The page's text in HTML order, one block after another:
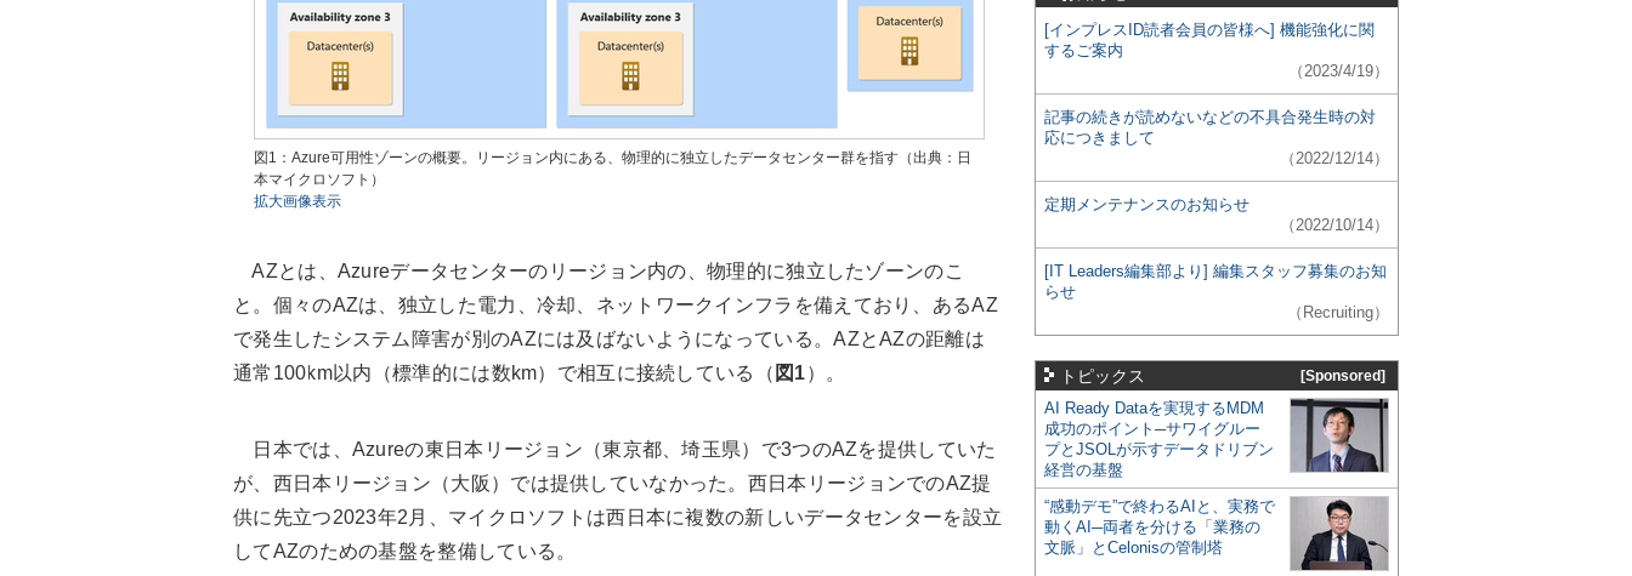
図1：Azure可用性ゾーンの概要。リージョン内にある、物理的に独立したデータセンター群を指す（出典：日
本マイクロソフト）
拡大画像表示
AZとは、Azureデータセンターのリージョン内の、物理的に独立したゾーンのこ
と。個々のAZは、独立した電力、冷却、ネットワークインフラを備えており、あるAZ
で発生したシステム障害が別のAZには及ばないようになっている。AZとAZの距離は
通常100km以内（標準的には数km）で相互に接続している（ 図1）。
日本では、Azureの東日本リージョン（東京都、埼玉県）で3つのAZを提供していた
が、西日本リージョン（大阪）では提供していなかった。西日本リージョンでのAZ提
供に先立つ2023年2月、マイクロソフトは西日本に複数の新しいデータセンターを設立
してAZのための基盤を整備している。
[インプレスID読者会員の皆様へ] 機能強化に関
するご案内
（2023/4/19）
記事の続きが読めないなどの不具合発生時の対
応につきまして
（2022/12/14）
定期メンテナンスのお知らせ
（2022/10/14）
[IT Leaders編集部より] 編集スタッフ募集のお知
らせ
（Recruiting）
トピックス [Sponsored]
AI Ready Dataを実現するMDM
成功のポイント─サワイグルー
プとJSOLが示すデータドリブン
経営の基盤
“感動デモ”で終わるAIと、実務で
動くAI─両者を分ける「業務の
文脈」とCelonisの管制塔